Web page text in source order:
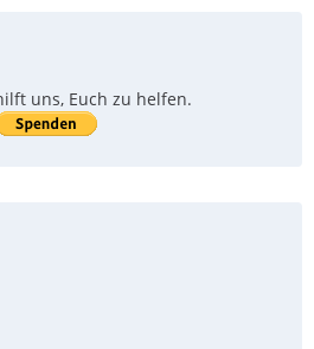
uns, Euch zu helfen.